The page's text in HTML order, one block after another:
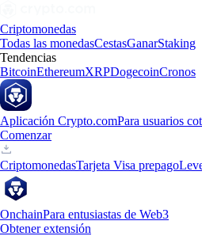
Criptomonedas
Todas las monedasCestasGanarStaking
Tendencias
BitcoinEthereumXRPDogecoinCronos
Aplicación Crypto.comPara usuarios
Comenzar
CriptomonedasTarjeta Visa prepago
OnchainPara entusiastas de Web3
Obtener extensión